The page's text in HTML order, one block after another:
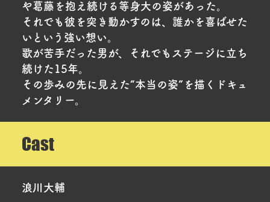
や葛藤を抱え続ける等身大の姿があった。
それでも彼を突き動かすのは、誰かを喜ばせた
いという強い想い。
歌が苦手だった男が、それでもステージに立ち
続けた15年。
その歩みの先に見えた“本当の姿”を描くドキュ
メンタリー。
Cast出演
浪川大輔